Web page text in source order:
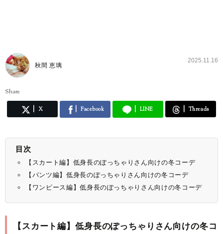
秋間 恵璃
2025.11.16
Share
X Facebook LINE Threads
目次
【スカート編】低身長のぽっちゃりさん向けの冬コーデ
【パンツ編】低身長のぽっちゃりさん向けの冬コーデ
【ワンピース編】低身長のぽっちゃりさん向けの冬コーデ
【スカート編】低身長のぽっちゃりさん向けの冬コ